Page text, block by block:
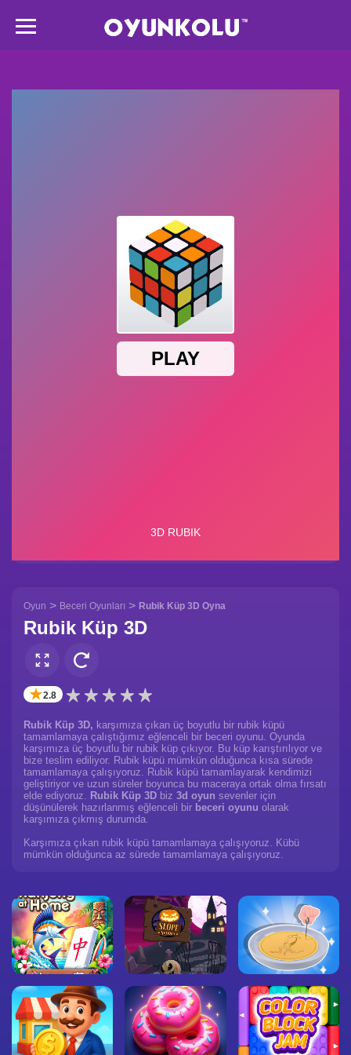
Oyun > Beceri Oyunları > Rubik Küp 3D Oyna
Rubik Küp 3D
✭2.8
Rubik Küp 3D, karşımıza çıkan üç boyutlu bir rubik küpü
tamamlamaya çalıştığımız eğlenceli bir beceri oyunu. Oyunda
karşımıza üç boyutlu bir rubik küp çıkıyor. Bu küp karıştırılıyor ve
bize teslim ediliyor. Rubik küpü mümkün olduğunca kısa sürede
tamamlamaya çalışıyoruz. Rubik küpü tamamlayarak kendimizi
geliştiriyor ve uzun süreler boyunca bu maceraya ortak olma fırsatı
elde ediyoruz. Rubik Küp 3D biz 3d oyun sevenler için
düşünülerek hazırlanmış eğlenceli bir beceri oyunu olarak
karşımıza çıkmış durumda.
Karşımıza çıkan rubik küpü tamamlamaya çalışıyoruz. Kübü
mümkün olduğunca az sürede tamamlamaya çalışıyoruz.